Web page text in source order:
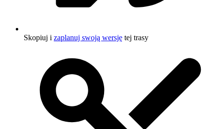
Skopiuj i zaplanuj swoją wersję tej trasy